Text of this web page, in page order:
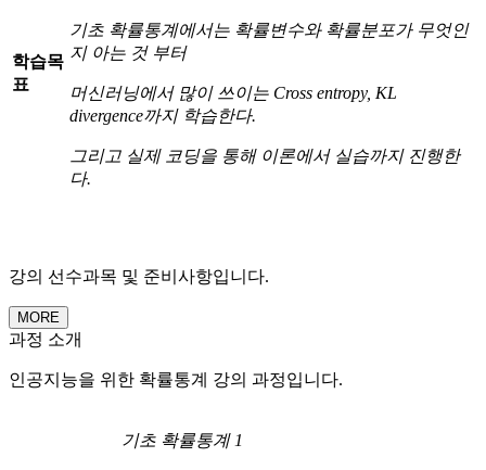
학습목
표
기초 확률통계에서는 확률변수와 확률분포가 무엇인
지 아는 것 부터
머신러닝에서 많이 쓰이는 Cross entropy, KL
divergence까지 학습한다.
그리고 실제 코딩을 통해 이론에서 실습까지 진행한
다.
강의 선수과목 및 준비사항입니다.
MORE
과정 소개
인공지능을 위한 확률통계 강의 과정입니다.
기초 확률통계 1